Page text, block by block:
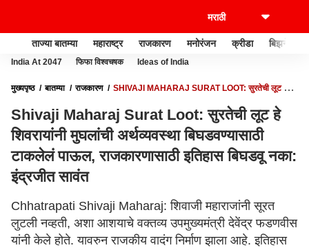
ताज्या बातम्या महाराष्ट्र राजकारण मनोरंजन क्रीडा बिझनेस
India At 2047 फिफा विश्वचषक Ideas of India
मुख्यपृष्ठ बातम्या राजकारण
SHIVAJI MAHARAJ SURAT LOOT: सुरतेची लूट हे
नका: इंद्रजीत सावंत
Shivaji Maharaj Surat Loot: सुरतेची लूट हे
शिवरायांनी मुघलांची अर्थव्यवस्था बिघडवण्यासाठी
टाकलेलं पाऊल, राजकारणासाठी इतिहास बिघडवू नका:
इंद्रजीत सावंत
Chhatrapati Shivaji Maharaj: शिवाजी महाराजांनी सूरत
लुटली नव्हती, अशा आशयाचे वक्तव्य उपमुख्यमंत्री देवेंद्र फडणवीस
यांनी केले होते. यावरुन राजकीय वादंग निर्माण झाला आहे. इतिहास